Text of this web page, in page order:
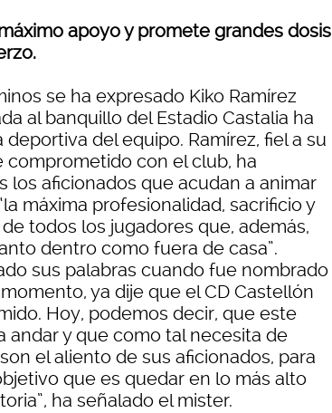
apoyo y promete grandes dosis
se ha expresado Kiko Ramírez
al banquillo del Estadio Castalia ha
del equipo. Ramírez, fiel a su
comprometido con el club, ha
los aficionados que acudan a animar
máxima profesionalidad, sacrificio y
todos los jugadores que, además,
dentro como fuera de casa”.
sus palabras cuando fue nombrado
ya dije que el CD Castellón
Hoy, podemos decir, que este
andar y que como tal necesita de
el aliento de sus aficionados, para
que es quedar en lo más alto
ha señalado el mister.